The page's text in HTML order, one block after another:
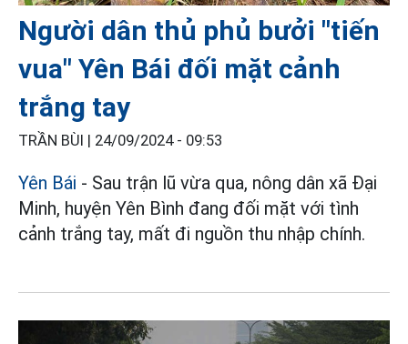
Người dân thủ phủ bưởi "tiến
vua" Yên Bái đối mặt cảnh
trắng tay
TRẦN BÙI | 24/09/2024 - 09:53
Yên Bái - Sau trận lũ vừa qua, nông dân xã Đại
Minh, huyện Yên Bình đang đối mặt với tình
cảnh trắng tay, mất đi nguồn thu nhập chính.